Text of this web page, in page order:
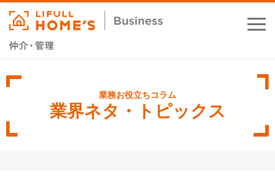
業務支援サービス
業界ネタ・トピックス